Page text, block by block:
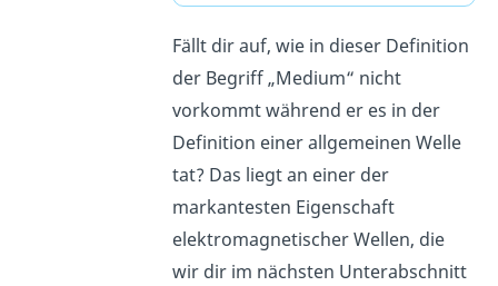
Fällt dir auf, wie in dieser Definition
der Begriff „Medium“ nicht
vorkommt während er es in der
Definition einer allgemeinen Welle
tat? Das liegt an einer der
markantesten Eigenschaft
elektromagnetischer Wellen, die
wir dir im nächsten Unterabschnitt